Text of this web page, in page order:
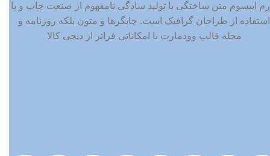
ایپسوم متن ساختگی با تولید سادگی نامفهوم از صنعت چاپ و با
استفاده از طراحان گرافیک است. چاپگرها و متون بلکه روزنامه و
مجله قالب وودمارت با امکاناتی فراتر از دیجی کالا